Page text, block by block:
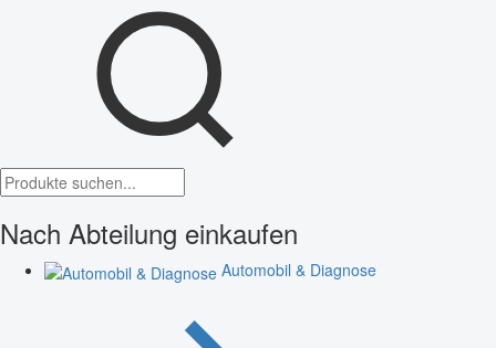
Nach Abteilung einkaufen
Automobil & Diagnose